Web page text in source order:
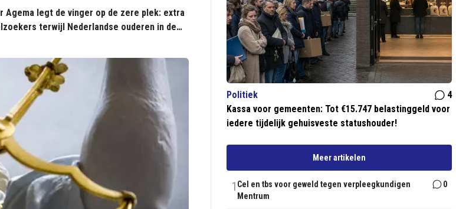
Agema legt de vinger op de zere plek: extra
terwijl Nederlandse ouderen in de
Politiek
4
Kassa voor gemeenten: Tot €15.747 belastinggeld voor
iedere tijdelijk gehuisveste statushouder!
Meer artikelen
1 Cel en tbs voor geweld tegen verpleegkundigen
Mentrum
0